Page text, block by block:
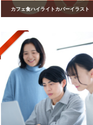
カフェ食ハイライトカバーイラスト